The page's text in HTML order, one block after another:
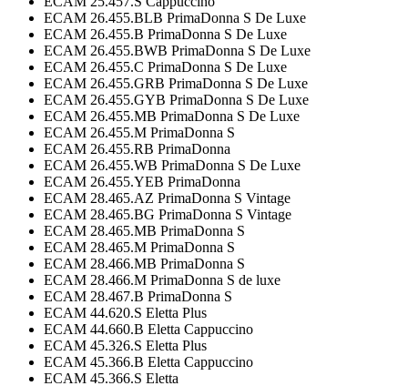
ECAM 26.455.BLB PrimaDonna S De Luxe
ECAM 26.455.B PrimaDonna S De Luxe
ECAM 26.455.BWB PrimaDonna S De Luxe
ECAM 26.455.C PrimaDonna S De Luxe
ECAM 26.455.GRB PrimaDonna S De Luxe
ECAM 26.455.GYB PrimaDonna S De Luxe
ECAM 26.455.MB PrimaDonna S De Luxe
ECAM 26.455.M PrimaDonna S
ECAM 26.455.RB PrimaDonna
ECAM 26.455.WB PrimaDonna S De Luxe
ECAM 26.455.YEB PrimaDonna
ECAM 28.465.AZ PrimaDonna S Vintage
ECAM 28.465.BG PrimaDonna S Vintage
ECAM 28.465.MB PrimaDonna S
ECAM 28.465.M PrimaDonna S
ECAM 28.466.MB PrimaDonna S
ECAM 28.466.M PrimaDonna S de luxe
ECAM 28.467.B PrimaDonna S
ECAM 44.620.S Eletta Plus
ECAM 44.660.B Eletta Cappuccino
ECAM 45.326.S Eletta Plus
ECAM 45.366.B Eletta Cappuccino
ECAM 45.366.S Eletta